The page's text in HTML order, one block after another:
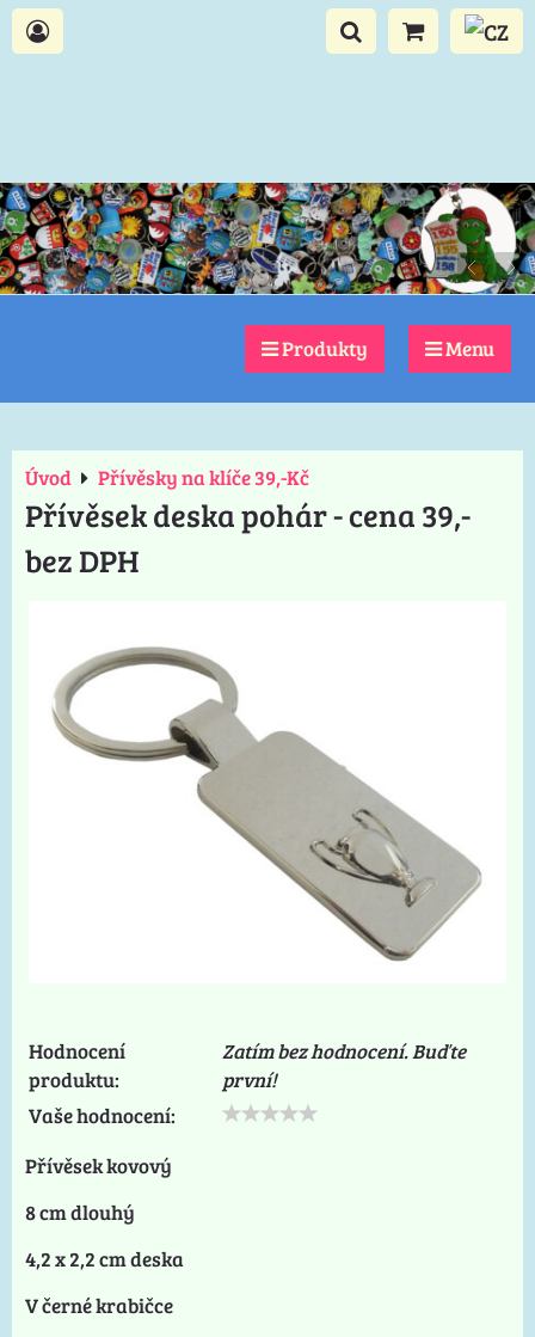
Produkty Menu
Úvod Přívěsky na klíče 39,-Kč
Přívěsek deska pohár - cena 39,-
bez DPH
Hodnocení
produktu:
Zatím bez hodnocení. Buďte
první!
Vaše hodnocení:
Přívěsek kovový
8 cm dlouhý
4,2 x 2,2 cm deska
V černé krabičce